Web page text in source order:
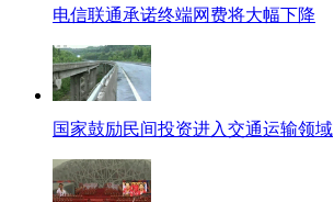
电信联通承诺终端网费将大幅下降
国家鼓励民间投资进入交通运输领域